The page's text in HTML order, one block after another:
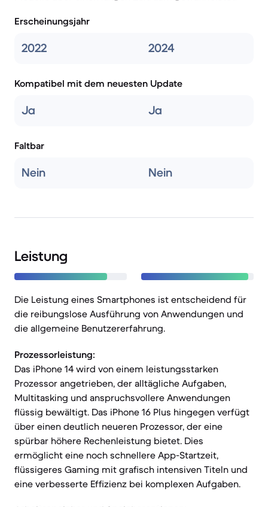
Erscheinungsjahr
2022 2024
Kompatibel mit dem neuesten Update
Ja Ja
Faltbar
Nein Nein
Leistung
Die Leistung eines Smartphones ist entscheidend für
die reibungslose Ausführung von Anwendungen und
die allgemeine Benutzererfahrung.
Prozessorleistung:
Das iPhone 14 wird von einem leistungsstarken
Prozessor angetrieben, der alltägliche Aufgaben,
Multitasking und anspruchsvollere Anwendungen
flüssig bewältigt. Das iPhone 16 Plus hingegen verfügt
über einen deutlich neueren Prozessor, der eine
spürbar höhere Rechenleistung bietet. Dies
ermöglicht eine noch schnellere App-Startzeit,
flüssigeres Gaming mit grafisch intensiven Titeln und
eine verbesserte Effizienz bei komplexen Aufgaben.